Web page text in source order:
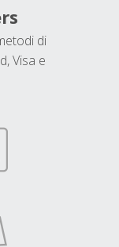
di
Visa e